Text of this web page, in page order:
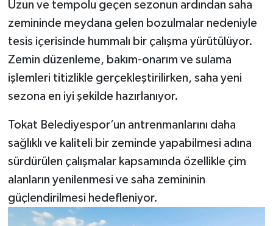
Uzun ve tempolu geçen sezonun ardından saha
zemininde meydana gelen bozulmalar nedeniyle
tesis içerisinde hummalı bir çalışma yürütülüyor.
Zemin düzenleme, bakım-onarım ve sulama
işlemleri titizlikle gerçekleştirilirken, saha yeni
sezona en iyi şekilde hazırlanıyor.
Tokat Belediyespor’un antrenmanlarını daha
sağlıklı ve kaliteli bir zeminde yapabilmesi adına
sürdürülen çalışmalar kapsamında özellikle çim
alanların yenilenmesi ve saha zemininin
güçlendirilmesi hedefleniyor.